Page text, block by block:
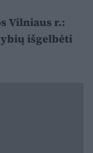
Vilniaus r.:
išgelbėti